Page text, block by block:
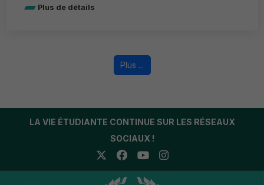
Plus de détails
Plus ...
LA VIE ÉTUDIANTE CONTINUE SUR LES RÉSEAUX
SOCIAUX !